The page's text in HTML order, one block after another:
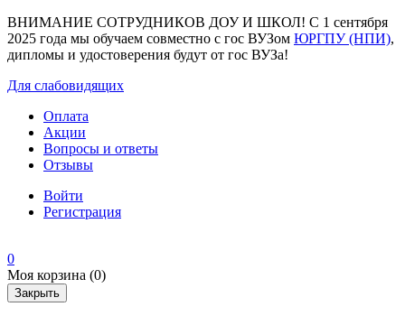
ВНИМАНИЕ СОТРУДНИКОВ ДОУ И ШКОЛ! С 1 сентября
2025 года мы обучаем совместно с гос ВУЗом ЮРГПУ (НПИ),
дипломы и удостоверения будут от гос ВУЗа!
Для слабовидящих
Оплата
Акции
Вопросы и ответы
Отзывы
Войти
Регистрация
0
Моя корзина (0)
Закрыть